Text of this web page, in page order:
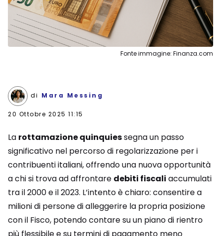
Fonte immagine: Finanza.com
di Mara Messing
20 Ottobre 2025 11:15
La rottamazione quinquiessegna un passo
significativo nel percorso di regolarizzazione per i
contribuenti italiani, offrendo una nuova opportunità
a chi si trova ad affrontare debiti fiscali accumulati
tra il 2000 e il 2023. L’intento è chiaro: consentire a
milioni di persone di alleggerire la propria posizione
con il Fisco, potendo contare su un piano di rientro